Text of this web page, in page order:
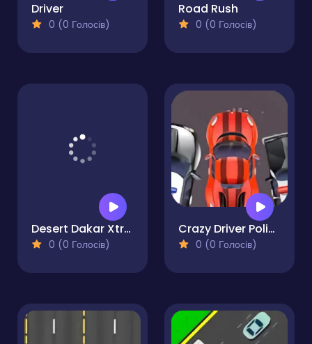
Driver
0 (0 Голосів)
Road Rush
0 (0 Голосів)
Desert Dakar Xtream
0 (0 Голосів)
Crazy Driver Police Chase
0 (0 Голосів)